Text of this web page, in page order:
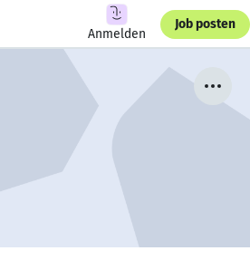
Anmelden
Job posten